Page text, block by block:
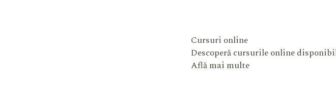
Cursuri online
Descoperă cursurile online
Află mai multe